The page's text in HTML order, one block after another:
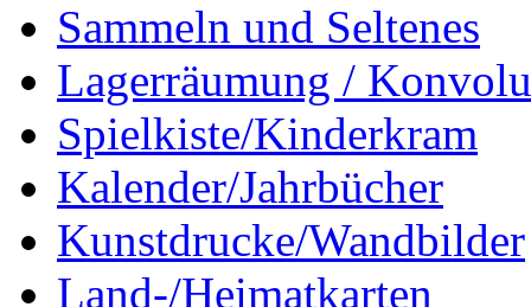
Sammeln und Seltenes
Lagerräumung /
Spielkiste/Kinderkram
Kalender/Jahrbücher
Kunstdrucke/Wandbilder
Land-/Heimatkarten